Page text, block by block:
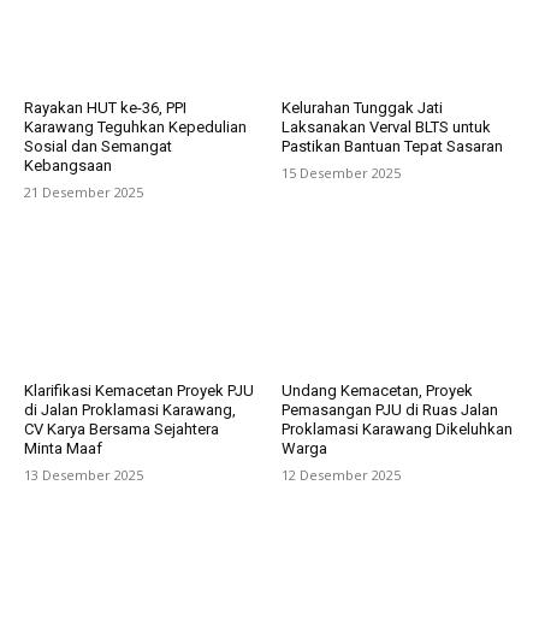
Rayakan HUT ke-36, PPI
Karawang Teguhkan Kepedulian
Sosial dan Semangat
Kebangsaan
21 Desember 2025
Kelurahan Tunggak Jati
Laksanakan Verval BLTS untuk
Pastikan Bantuan Tepat Sasaran
15 Desember 2025
Klarifikasi Kemacetan Proyek PJU
di Jalan Proklamasi Karawang,
CV Karya Bersama Sejahtera
Minta Maaf
13 Desember 2025
Undang Kemacetan, Proyek
Pemasangan PJU di Ruas Jalan
Proklamasi Karawang Dikeluhkan
Warga
12 Desember 2025